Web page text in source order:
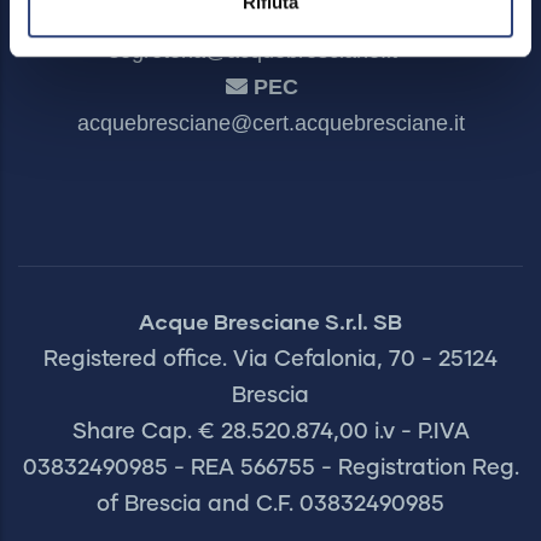
Secretariat
segreteria@acquebresciane.it
PEC
acquebresciane@cert.acquebresciane.it
Acque Bresciane S.r.l. SB
Registered office. Via Cefalonia, 70 - 25124
Brescia
Share Cap. € 28.520.874,00 i.v - P.IVA
03832490985 - REA 566755 - Registration Reg.
of Brescia and C.F. 03832490985